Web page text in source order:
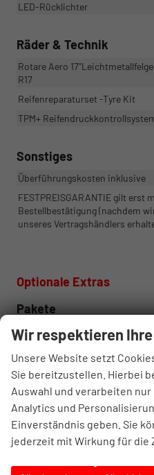
LED-Rücklichter
Räder & Technik
Rotare Aero
R17
Reifenreparaturset -Tyre Kit
TPM+
Sonstiges
Überführungskosten inklusive
FESTPREISGARANTIE gilt
Bestellbestätigung (nachdem
unseres Vertragshändlers
Optionale Extras
Pakete
Simply Clever Paket:
Beifahrersitz, Staufächer im
Netzset und
verfügbar für mHEV-Motoren/
PTC
Technik Premium
Navigation 13", Infoainment
Interieur Loft möglich)
PLN
Light+View Premium
LED Matrix Scheinwerfer mit
Wir respektieren
Unsere Website setzt
Sie bereitzustellen. Hierbei
Auswahl und verarbeiten
Analytics und
Einverständnis geben. Sie
jederzeit mit Wirkung für die